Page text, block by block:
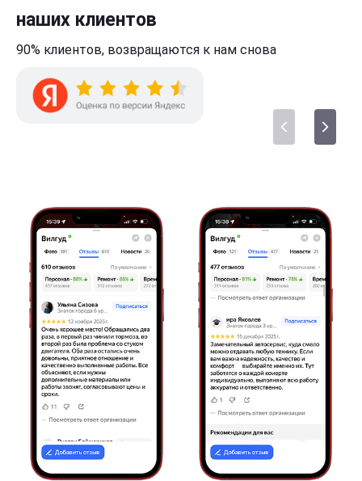
наших клиентов
90% клиентов, возвращаются к нам снова